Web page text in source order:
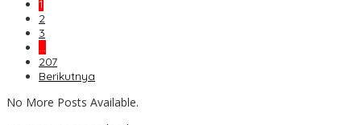
1
2
3
…
207
Berikutnya
No More Posts Available.